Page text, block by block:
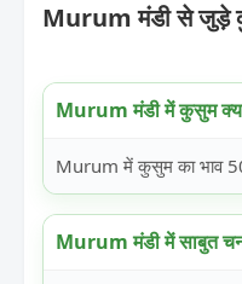
Murum मंडी से जुड़े
Murum मंडी में कुसुम
Murum में कुसुम का भाव
Murum मंडी में साबुत